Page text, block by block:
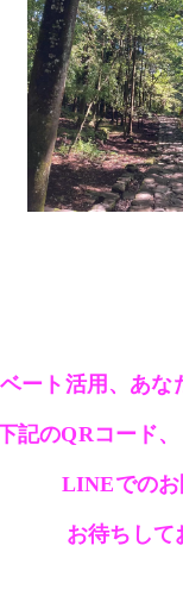
ート活用、あ
記のQRコード
LINEでの
お待ちして